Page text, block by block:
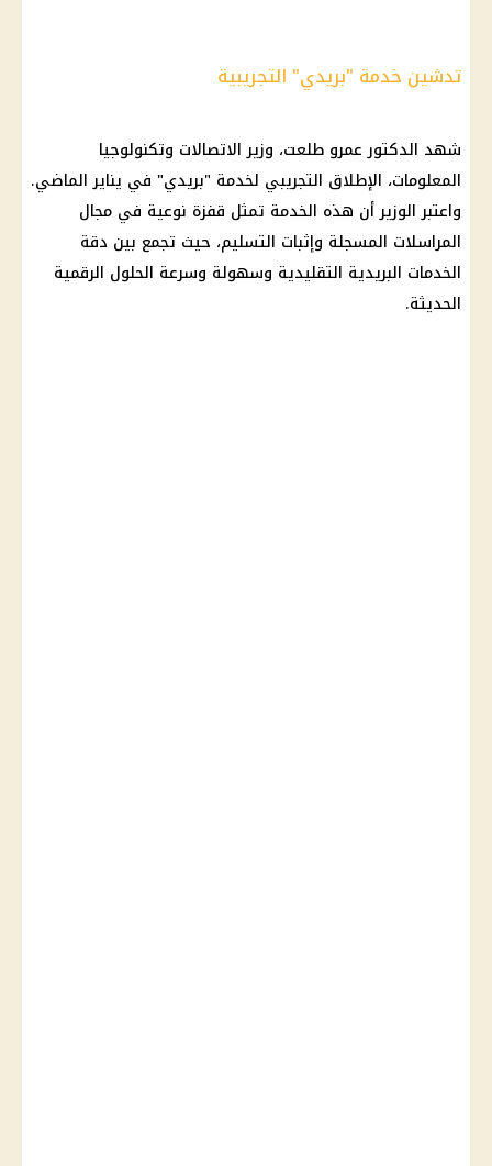
تدشين خدمة "بريدي" التجريبية
شهد الدكتور عمرو طلعت، وزير الاتصالات وتكنولوجيا
المعلومات، الإطلاق التجريبي لخدمة "بريدي" في يناير الماضي.
واعتبر الوزير أن هذه الخدمة تمثل قفزة نوعية في مجال
المراسلات المسجلة وإثبات التسليم، حيث تجمع بين دقة
الخدمات البريدية التقليدية وسهولة وسرعة الحلول الرقمية
الحديثة.